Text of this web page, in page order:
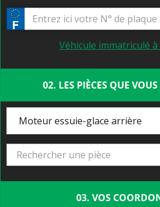
Véhicule immatriculé
02. LES PIÈCES QUE
Moteur essuie-glace arrière
03. VOS